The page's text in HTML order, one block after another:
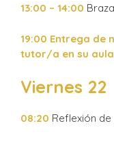
13:00 – 14:00
19:00 Entrega de
tutor/a en su aula
Viernes 22
08:20 Reflexión